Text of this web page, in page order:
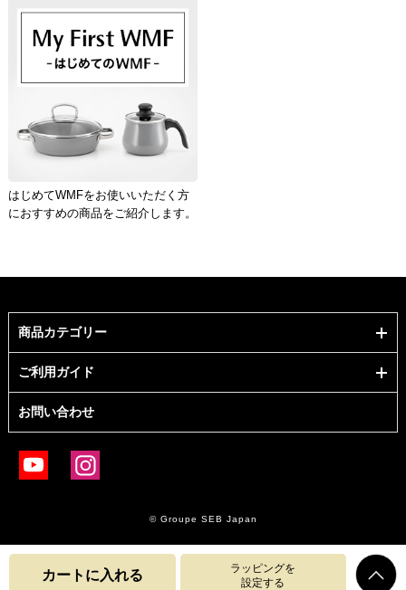
はじめてWMFをお使いいただく方
におすすめの商品をご紹介します。
商品カテゴリー
ご利用ガイド
お問い合わせ
© Groupe SEB Japan
カートに入れる
ラッピングを
設定する